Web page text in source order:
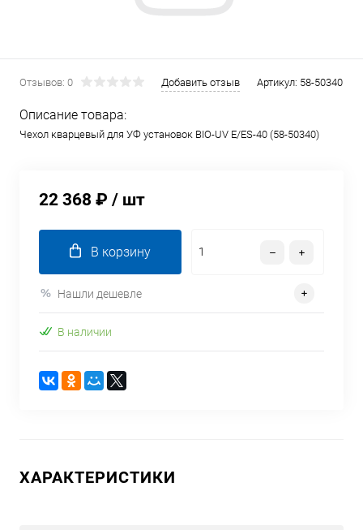
Отзывов: 0 Добавить отзыв Артикул: 58-50340
Описание товара:
Чехол кварцевый для УФ установок BIO-UV E/ES-40 (58-50340)
22 368 ₽ / шт
В корзину
Нашли дешевле
В наличии
ХАРАКТЕРИСТИКИ